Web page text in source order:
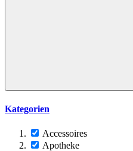
Kategorien
Accessoires
Apotheke